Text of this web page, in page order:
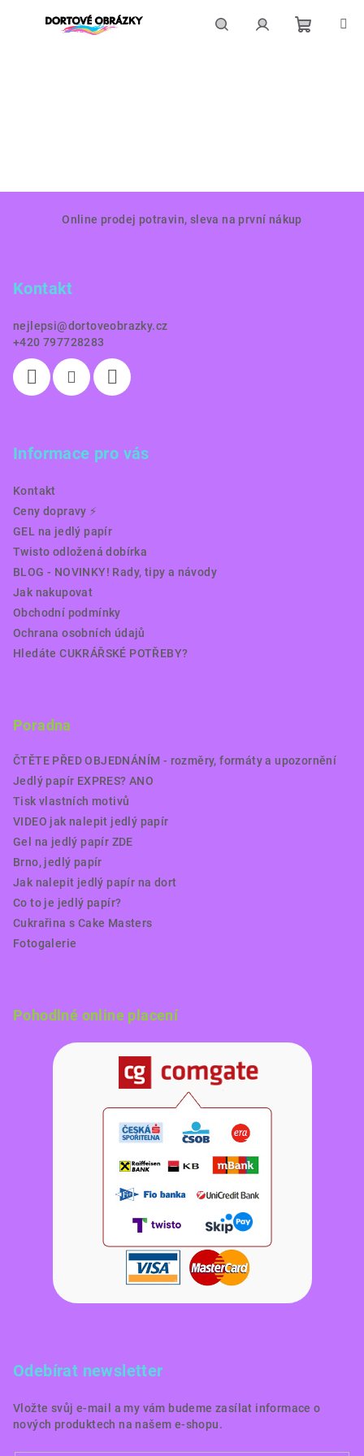
Online prodej potravin, sleva na první nákup
Kontakt
nejlepsi@dortoveobrazky.cz
+420 797728283
Informace pro vás
Kontakt
Ceny dopravy ⚡️
GEL na jedlý papír
Twisto odložená dobírka
BLOG - NOVINKY! Rady, tipy a návody
Jak nakupovat
Obchodní podmínky
Ochrana osobních údajů
Hledáte CUKRÁŘSKÉ POTŘEBY?
Poradna
ČTĚTE PŘED OBJEDNÁNÍM - rozměry, formáty a upozornění
Jedlý papír EXPRES? ANO
Tisk vlastních motivů
VIDEO jak nalepit jedlý papír
Gel na jedlý papír ZDE
Brno, jedlý papír
Jak nalepit jedlý papír na dort
Co to je jedlý papír?
Cukrařina s Cake Masters
Fotogalerie
Pohodlné online placení
Odebírat newsletter
Vložte svůj e-mail a my vám budeme zasílat informace o
nových produktech na našem e-shopu.